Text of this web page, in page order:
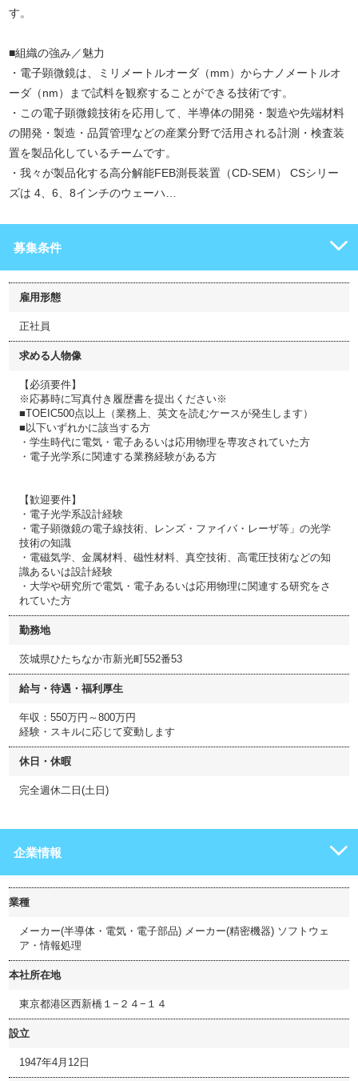
す。
■組織の強み／魅力
・電子顕微鏡は、ミリメートルオーダ（mm）からナノメートルオ
ーダ（nm）まで試料を観察することができる技術です。
・この電子顕微鏡技術を応用して、半導体の開発・製造や先端材料
の開発・製造・品質管理などの産業分野で活用される計測・検査装
置を製品化しているチームです。
・我々が製品化する高分解能FEB測長装置（CD-SEM） CSシリー
ズは 4、6、8インチのウェーハ…
募集条件
雇用形態
正社員
求める人物像
【必須要件】
※応募時に写真付き履歴書を提出ください※
■TOEIC500点以上（業務上、英文を読むケースが発生します）
■以下いずれかに該当する方
・学生時代に電気・電子あるいは応用物理を専攻されていた方
・電子光学系に関連する業務経験がある方
【歓迎要件】
・電子光学系設計経験
・電子顕微鏡の電子線技術、レンズ・ファイバ・レーザ等」の光学
技術の知識
・電磁気学、金属材料、磁性材料、真空技術、高電圧技術などの知
識あるいは設計経験
・大学や研究所で電気・電子あるいは応用物理に関連する研究をさ
れていた方
勤務地
茨城県ひたちなか市新光町552番53
給与・待遇・福利厚生
年収：550万円～800万円
経験・スキルに応じて変動します
休日・休暇
完全週休二日(土日)
企業情報
業種
メーカー(半導体・電気・電子部品) メーカー(精密機器) ソフトウェ
ア・情報処理
本社所在地
東京都港区西新橋１−２４−１４
設立
1947年4月12日